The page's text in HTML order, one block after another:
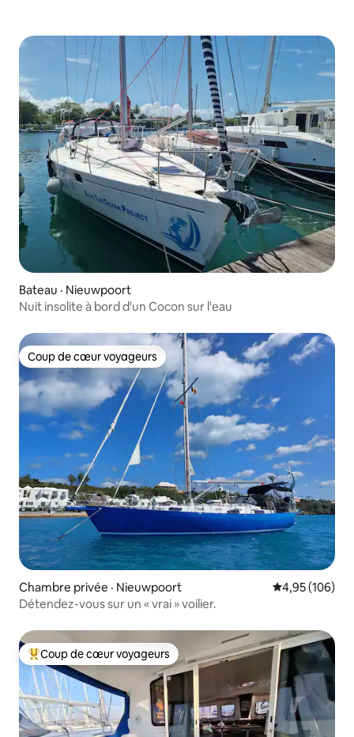
Bateau · Nieuwpoort
Nuit insolite à bord d'un Cocon sur l'eau
Coup de cœur voyageurs
Coup de cœur voyageurs
Chambre privée · Nieuwpoort Note
4,95 (106)
Détendez-vous sur un « vrai » voilier.
Coup de cœur voyageurs parmi les plus aimés
Coup de cœur voyageurs